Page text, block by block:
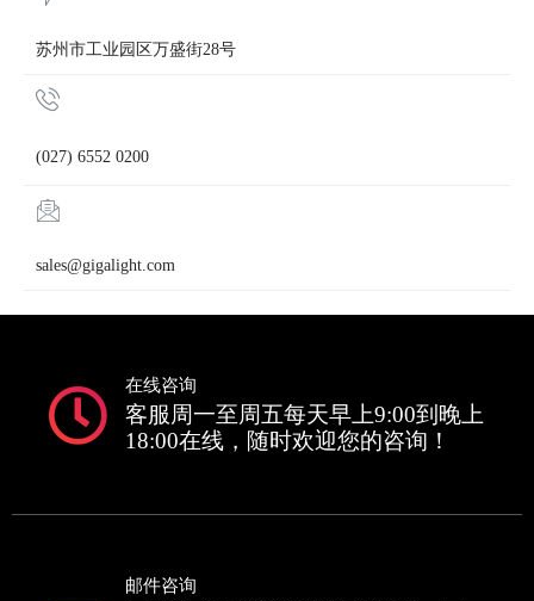
苏州市工业园区万盛街28号
(027) 6552 0200
sales@gigalight.com
在线咨询
客服周一至周五每天早上9:00到晚上
18:00在线，随时欢迎您的咨询！
邮件咨询